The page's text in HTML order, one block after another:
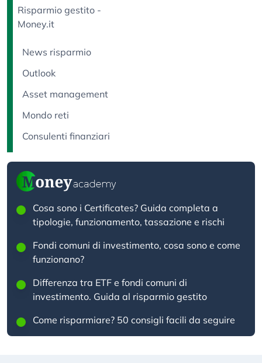
News risparmio
Outlook
Asset management
Mondo reti
Consulenti finanziari
Cosa sono i Certificates? Guida completa a
tipologie, funzionamento, tassazione e rischi
Fondi comuni di investimento, cosa sono e come
funzionano?
Differenza tra ETF e fondi comuni di
investimento. Guida al risparmio gestito
Come risparmiare? 50 consigli facili da seguire